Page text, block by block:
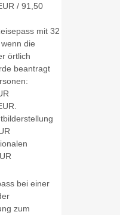
/ 91,50
mit 32
wenn die
örtlich
beantragt
bei einer
zum